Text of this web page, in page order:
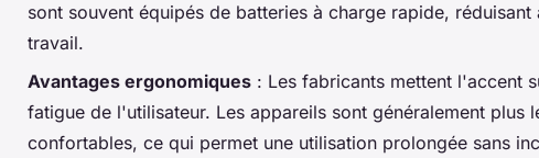
sont souvent équipés de batteries à charge rapide,
travail.
Avantages ergonomiques : Les fabricants mettent l'accent
fatigue de l'utilisateur. Les appareils sont généralement plus
confortables, ce qui permet une utilisation prolongée sans